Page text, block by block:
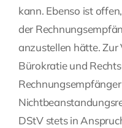
kann. Ebenso ist
der
anzustellen hätte.
Bürokratie und
DStV stets in